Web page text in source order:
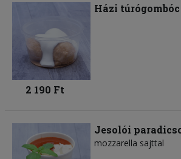
Házi
2 190 Ft
Jesolói
mozzarella sajttal